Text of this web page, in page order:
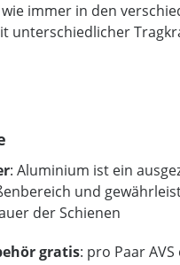
immer in den
unterschiedlicher
: Aluminium ist ein
und
der Schienen
gratis: pro Paar